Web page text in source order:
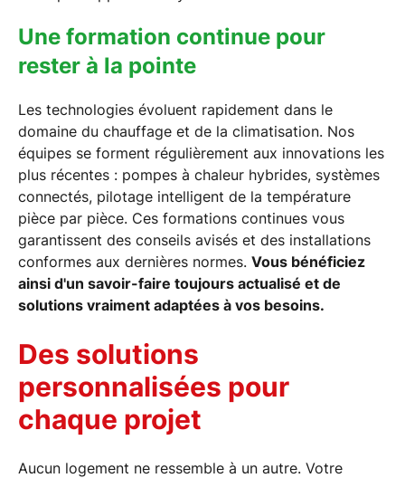
Une formation continue pour
rester à la pointe
Les technologies évoluent rapidement dans le
domaine du chauffage et de la climatisation. Nos
équipes se forment régulièrement aux innovations les
plus récentes : pompes à chaleur hybrides, systèmes
connectés, pilotage intelligent de la température
pièce par pièce. Ces formations continues vous
garantissent des conseils avisés et des installations
conformes aux dernières normes. Vous bénéficiez
ainsi d'un savoir-faire toujours actualisé et de
solutions vraiment adaptées à vos besoins.
Des solutions
personnalisées pour
chaque projet
Aucun logement ne ressemble à un autre. Votre